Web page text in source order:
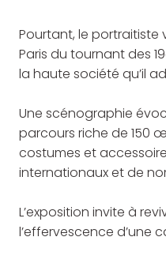
Pourtant, le portraitiste
Paris du tournant des
la haute société qu’il
Une scénographie
parcours riche de 150
costumes et
internationaux et de
L’exposition invite à
l’effervescence d’une